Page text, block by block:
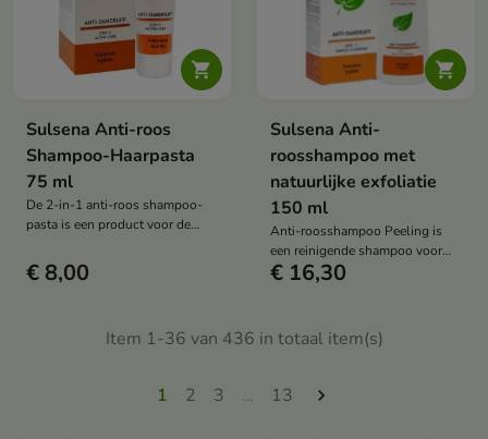

Sulsena Anti-roos
Shampoo-Haarpasta
75 ml
De 2-in-1 anti-roos shampoo-
pasta is een product voor de
met roos. Het helpt roos te
verminderen, de talgproductie te
ondersteunen.
€ 8,00

Sulsena Anti-
roosshampoo met
natuurlijke exfoliatie
150 ml
Anti-roosshampoo Peeling is
een reinigende shampoo voor
hoofdhuiden die gevoelig zijn
talgproductie te reguleren en de
hoofdhuid te verfrissen.
€ 16,30
Item 1-36 van 436 in totaal item(s)
1 2 3 … 13 